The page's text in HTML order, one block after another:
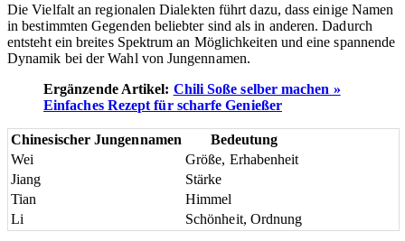
Die Vielfalt an regionalen Dialekten führt dazu, dass einige Namen
in bestimmten Gegenden beliebter sind als in anderen. Dadurch
entsteht ein breites Spektrum an Möglichkeiten und eine spannende
Dynamik bei der Wahl von Jungennamen.
Ergänzende Artikel: Chili Soße selber machen »
Einfaches Rezept für scharfe Genießer
Chinesischer Jungennamen
Bedeutung
Wei
Größe, Erhabenheit
Jiang
Stärke
Tian
Himmel
Li
Schönheit, Ordnung